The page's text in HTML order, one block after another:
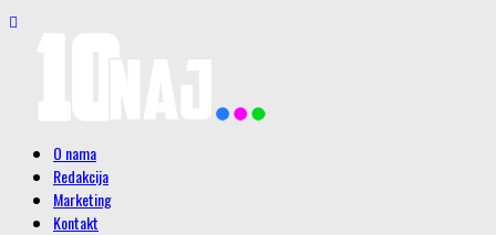
O nama
Redakcija
Marketing
Kontakt